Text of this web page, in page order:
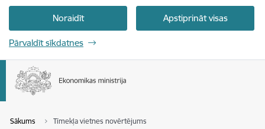
Noraidīt Apstiprināt visas
Pārvaldīt sīkdatnes
Sākums Tīmekļa vietnes novērtējums